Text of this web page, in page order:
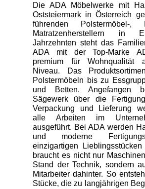
Die ADA Möbelwerke mit
Oststeiermark in Österreich
führenden Polstermöbel-,
Matratzenherstellern in
Jahrzehnten steht das
ADA mit der Top-Marke
premium für Wohnqualität
Niveau. Das
Polstermöbeln bis zu
und Betten. Angefangen
Sägewerk über die
Verpackung und Lieferung
alle Arbeiten im
ausgeführt. Bei ADA werden
und moderne
einzigartigen
braucht es nicht nur
Stand der Technik, sondern
Mitarbeiter dahinter. So
Stücke, die zu langjährigen